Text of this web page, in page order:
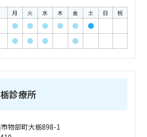
月 火 水 木 金 土 日 祝
● ● ● ● ●
●
● ● ● ●
診療所
物部町大栃898-1